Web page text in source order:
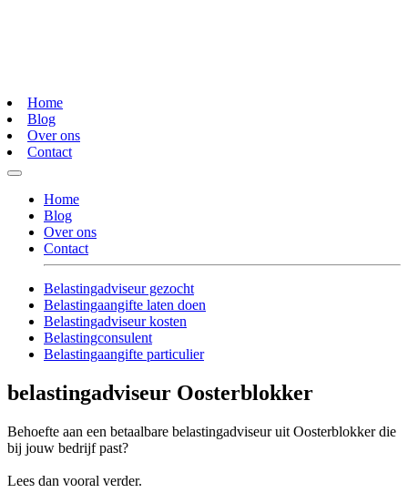
Home
Blog
Over ons
Contact
Home
Blog
Over ons
Contact
Belastingadviseur gezocht
Belastingaangifte laten doen
Belastingadviseur kosten
Belastingconsulent
Belastingaangifte particulier
belastingadviseur Oosterblokker
Behoefte aan een betaalbare belastingadviseur uit Oosterblokker die
bij jouw bedrijf past?
Lees dan vooral verder.